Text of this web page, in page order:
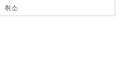
취소